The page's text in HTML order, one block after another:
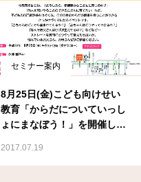
セミナー案内
8月25日(金)こども向けせい
教育「からだについていっし
ょにまなぼう！」を開催しま
2017.07.19